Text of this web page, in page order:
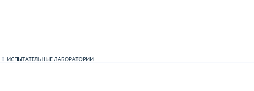
ИСПЫТАТЕЛЬНЫЕ ЛАБОРАТОРИИ